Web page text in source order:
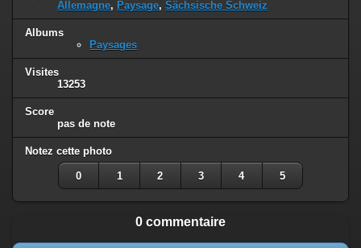
Allemagne, Paysage, Sächsische Schweiz
Albums
Paysages
Visites
13253
Score
pas de note
Notez cette photo
0 1 2 3 4 5
0 commentaire